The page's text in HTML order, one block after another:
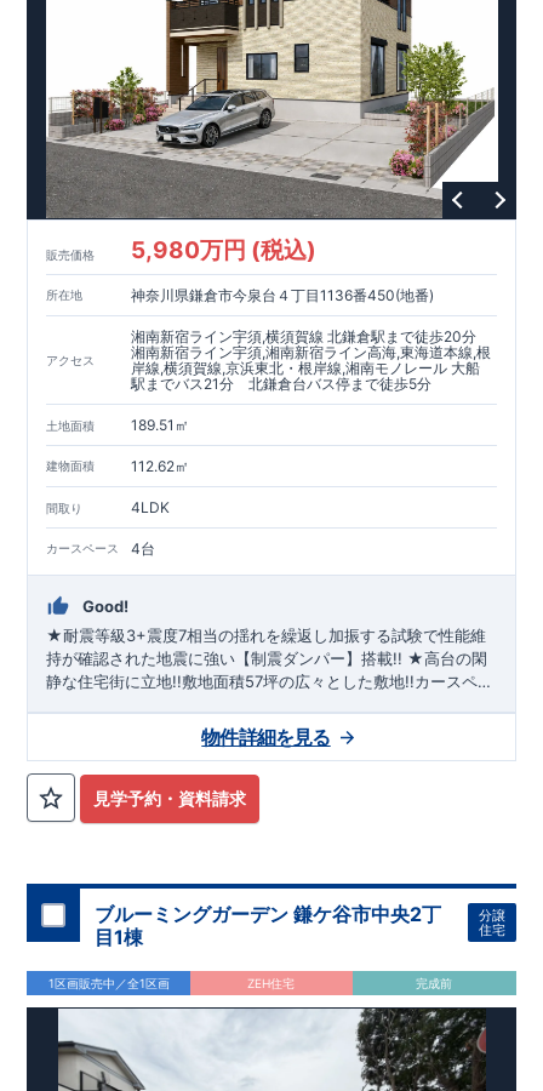
4
・桶川ときわこども園（徒歩5分）
・セブンイレブン桶川泉1丁目店（徒歩3分）
・ウエルシア桶川泉店（徒歩 4分）
・駅西口公園（徒歩8分）
東栄住宅ブルーミングガーデンのこだわりの家づくり
全棟自社一貫体制
もっと詳しく
◇誰が、何をしたか。が明確だからこそ、お客様の安心に繋が
ります。
◇設計、施工、営業が互いに協力しあい、最良のプランを提供
いたします。
◇不要な中間マージンを抑えることで、コストダウンに努めて
います。
取得
もっと詳しく
◇国が定めた耐震等級で最高の3を取得建築基準法で定められ
た、｢数百年に一度発生する地震に対して、倒壊、崩壊しな
い。｣という基準から、さらに1.5倍の耐震力を達成していま
す。
安心の長期優良住宅！
◇東栄住宅は、全7つの技術基準のうち、4つの最高等級を取得
◇長期優良住宅とは、｢良い家を作って、きちんと手入れをし
て、長く大切に使う｣ことを目的とした認定制度。住宅ローン減
税、固定資産税などの税制優遇を受けられるだけでなく、中古
市場でも、長期優良住宅が有利に働きます。
住宅性能評価ダブル取得！
もっと詳しく
◇設計住宅性能評価
評価しております。
◇建設住宅性能評価
か、建設までに計4回チェックが行われます。図面や書類上だ
けでなく、「現場の施工状況」を検査した上で、品質を保証し
ております
アフターサポート
もっと詳しく
◇ 最大 60年間の品質保証、お引渡し後 最大10回の無料定期点検
を実施
◇お引渡しからが本当のお付き合いだと考え、アフターサービ
スを外部の業者に委託せず、東栄住宅グループ「東栄ホームサ
ービス株式会社」にて責任をもって対応いたします。
■
住まいの工夫をショート動画でご紹介中
みたい」といった段階でも大歓迎です。 お子さま連れでのご見
学はもちろん、資金計画や住宅ローンについてのご相談も丁寧
に対応いたします。 ​
大宮営業所までお気軽にどうぞ。
受付時間：9:30～
※火曜・水曜定休
販売価格 5,980万円 (税込)
所在地 神奈川県鎌倉市今泉台４丁目1136番450(地番)
アクセス
湘南新宿ライン宇須,横須賀線 北鎌倉駅まで徒歩20分
湘南新宿ライン宇須,湘南新宿ライン高海,東海道本線,根
岸線,横須賀線,京浜東北・根岸線,湘南モノレール 大船
駅までバス21分 北鎌倉台バス停まで徒歩5分
土地面積 189.51㎡
建物面積 112.62㎡
間取り 4LDK
カースペース 4台
Good!
★耐震等級3+震度7相当の揺れを繰返し加振する試験で性能維
持が確認された地震に強い【制震ダンパー】搭載!! ★高台の閑
静な住宅街に立地!!敷地面積57坪の広々とした敷地!!カースペー
空間を演出!!スタイリッシュなペニンシュラキッチンは一見の
価値有り!! ★乾太くん（ガス乾燥機）・タンクレストイレ・フ
ロントオープン型食洗機標準採用!!
見学予約・資料請求
物件詳細を見る
ブルーミングガーデン 鎌ケ谷市中央2丁
目1棟
分譲
住宅
1区画販売中／全1区画 ZEH住宅 完成前